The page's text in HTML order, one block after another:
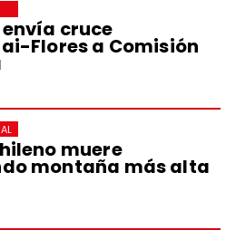
cruce
Flores a Comisión
muere
montaña más alta